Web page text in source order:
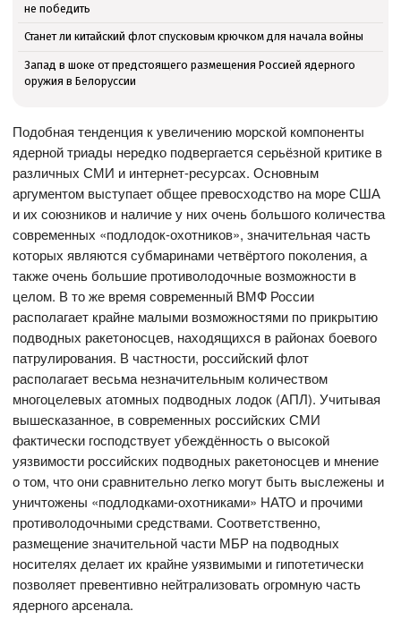
не победить
Станет ли китайский флот спусковым крючком для начала войны
Запад в шоке от предстоящего размещения Россией ядерного
оружия в Белоруссии
Подобная тенденция к увеличению морской компоненты
ядерной триады нередко подвергается серьёзной критике в
различных СМИ и интернет-ресурсах. Основным
аргументом выступает общее превосходство на море США
и их союзников и наличие у них очень большого количества
современных «подлодок-охотников», значительная часть
которых являются субмаринами четвёртого поколения, а
также очень большие противолодочные возможности в
целом. В то же время современный ВМФ России
располагает крайне малыми возможностями по прикрытию
подводных ракетоносцев, находящихся в районах боевого
патрулирования. В частности, российский флот
располагает весьма незначительным количеством
многоцелевых атомных подводных лодок (АПЛ). Учитывая
вышесказанное, в современных российских СМИ
фактически господствует убеждённость о высокой
уязвимости российских подводных ракетоносцев и мнение
о том, что они сравнительно легко могут быть выслежены и
уничтожены «подлодками-охотниками» НАТО и прочими
противолодочными средствами. Соответственно,
размещение значительной части МБР на подводных
носителях делает их крайне уязвимыми и гипотетически
позволяет превентивно нейтрализовать огромную часть
ядерного арсенала.